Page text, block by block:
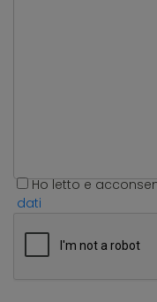
Ho letto e
dati